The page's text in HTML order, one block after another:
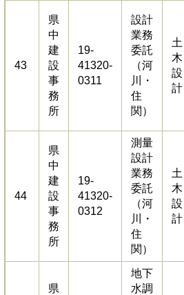
43
県
中
建
設
事
務
所
19-
41320-
0311
設計
業務
委託
（河
川・
住
関）
土
木
設
計
44
県
中
建
設
事
務
所
19-
41320-
0312
測量
設計
業務
委託
（河
川・
住
関）
土
木
設
計
県
地下
水調